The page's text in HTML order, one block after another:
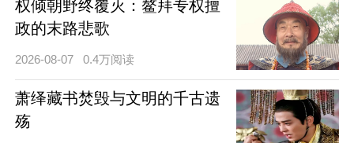
权倾朝野终覆灭：鳌拜专权擅
政的末路悲歌
2026-08-07 0.4万阅读
萧绎藏书焚毁与文明的千古遗
殇